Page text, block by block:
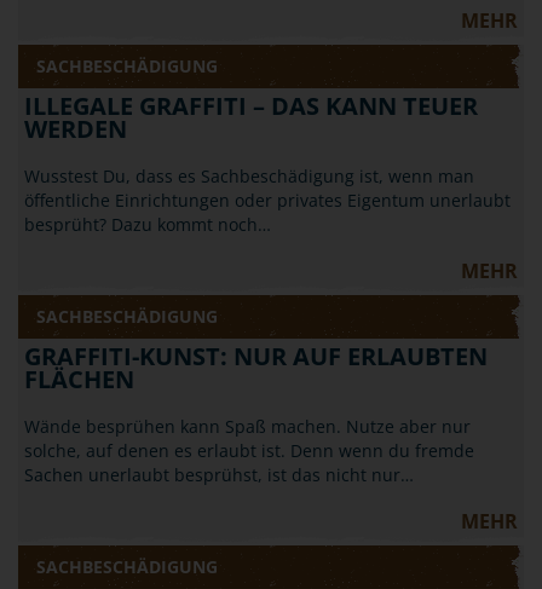
MEHR
SACHBESCHÄDIGUNG
ILLEGALE GRAFFITI – DAS KANN TEUER
WERDEN
Wusstest Du, dass es Sachbeschädigung ist, wenn man
öffentliche Einrichtungen oder privates Eigentum unerlaubt
besprüht? Dazu kommt noch…
MEHR
SACHBESCHÄDIGUNG
GRAFFITI-KUNST: NUR AUF ERLAUBTEN
FLÄCHEN
Wände besprühen kann Spaß machen. Nutze aber nur
solche, auf denen es erlaubt ist. Denn wenn du fremde
Sachen unerlaubt besprühst, ist das nicht nur…
MEHR
SACHBESCHÄDIGUNG